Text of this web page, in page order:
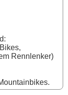
Rennlenker)